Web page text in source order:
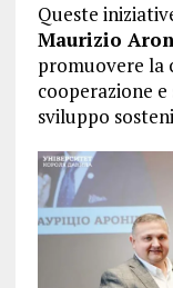
Queste
Maurizio
promuovere la
cooperazione
sviluppo